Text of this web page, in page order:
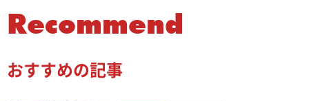
Recommend
おすすめの記事